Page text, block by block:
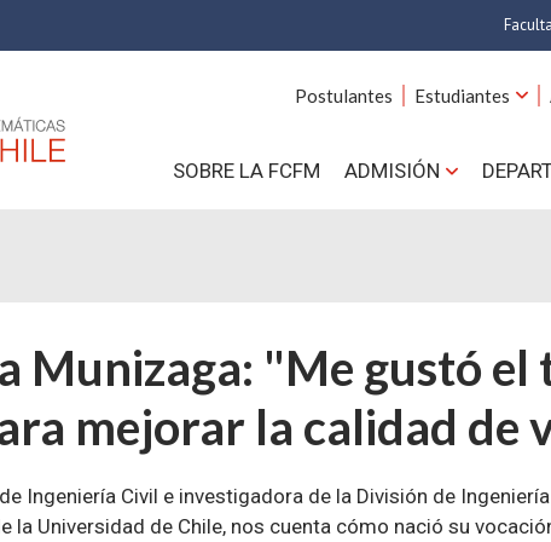
Postulantes Estudiantes
SOBRE LA FCFM ADMISIÓN
Munizaga: "Me gustó
mejorar la calidad de
Ingeniería Civil e investigadora de la División de
la Universidad de Chile, nos cuenta cómo nació su